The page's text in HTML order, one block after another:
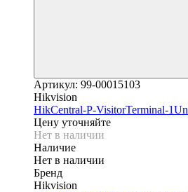
Артикул: 99-00015103
Hikvision
HikCentral-P-VisitorTerminal-
Цену уточняйте
Нет в наличии
Наличие
Нет в наличии
Бренд
Hikvision